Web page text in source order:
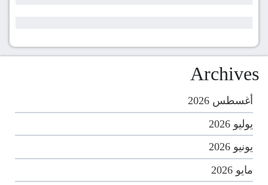
Archives
أغسطس 2026
يوليو 2026
يونيو 2026
مايو 2026